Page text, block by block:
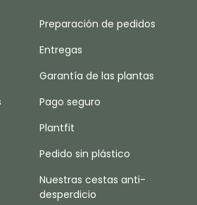
Preparación de pedidos
Entregas
Garantía de las plantas
Pago seguro
Plantfit
Pedido sin plástico
Nuestras cestas anti-
desperdicio